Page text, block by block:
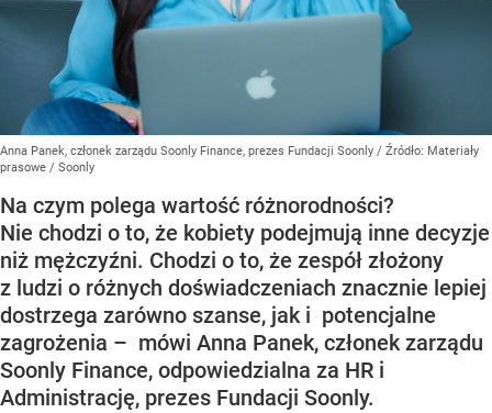
Anna Panek, członek zarządu Soonly Finance, prezes Fundacji Soonly / Źródło: Materiały
prasowe / Soonly
Na czym polega wartość różnorodności?
Nie chodzi o to, że kobiety podejmują inne decyzje
niż mężczyźni. Chodzi o to, że zespół złożony
z ludzi o różnych doświadczeniach znacznie lepiej
dostrzega zarówno szanse, jak i potencjalne
zagrożenia – mówi Anna Panek, członek zarządu
Soonly Finance, odpowiedzialna za HR i
Administrację, prezes Fundacji Soonly.